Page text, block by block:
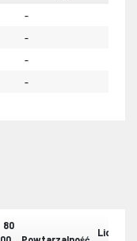
-
-
-
-
80
Liczba